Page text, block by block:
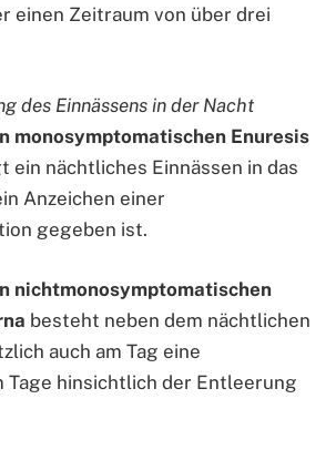
einen Zeitraum von über drei
des Einnässens in der Nacht
monosymptomatischen Enuresis
ein nächtliches Einnässen in das
Anzeichen einer
gegeben ist.
nichtmonosymptomatischen
besteht neben dem nächtlichen
auch am Tag eine
hinsichtlich der Entleerung